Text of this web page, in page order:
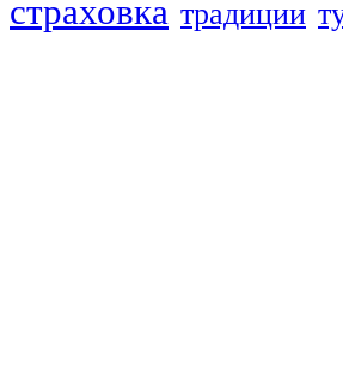
страховка традиции